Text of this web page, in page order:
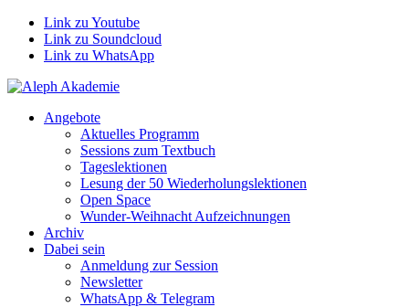
Link zu Youtube
Link zu Soundcloud
Link zu WhatsApp
Angebote
Aktuelles Programm
Sessions zum Textbuch
Tageslektionen
Lesung der 50 Wiederholungslektionen
Open Space
Wunder-Weihnacht Aufzeichnungen
Archiv
Dabei sein
Anmeldung zur Session
Newsletter
WhatsApp & Telegram